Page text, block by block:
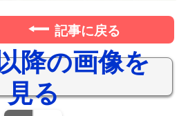
記事に戻る
降の画像を
見る